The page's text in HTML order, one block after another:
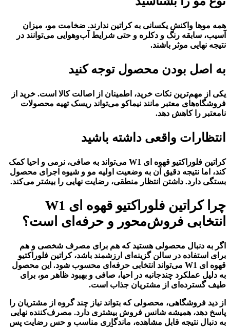
همه موها واکنش یکسانی به کراتین ندارند. ضخامت مو، میزان
آسیب، سابقه رنگ و دکلره و حتی شرایط آب‌وهوایی می‌توانند در
نتیجه نهایی موثر باشند.
به اصل بودن محصول توجه کنید
یکی از مهم‌ترین نکات خرید، اطمینان از اصالت کالا است. خرید از
فروشگاه‌های معتبر مانند نیماکو می‌تواند ریسک تهیه محصولات
نامعتبر را کاهش دهد.
انتظارات واقعی داشته باشید
کراتین فلوراکتیو قهوه ای W1 می‌تواند به صافی، نرمی و احیا کمک
کند، اما نتیجه دقیق آن به وضعیت اولیه مو و شیوه اجرای محصول
بستگی دارد. داشتن انتظار منطقی، رضایت نهایی را بیشتر می‌کند.
چرا کراتین فلوراکتیو قهوه ای W1
انتخابی فروش‌محور و حرفه‌ای است؟
اگر به دنبال محصولی هستید که هم برای مصرف شخصی و هم
برای استفاده در سالن گزینه‌ای ارزشمند باشد، کراتین فلوراکتیو
قهوه ای W1 می‌تواند انتخابی حرفه‌ای محسوب شود. این محصول
به دلیل عملکرد چندجانبه در احیا، صافی و بهبود ظاهر مو، برای
طیف گسترده‌ای از مشتریان جذاب است.
از دید فروشگاهی، محصولی که بتواند نیاز چند گروه از مشتریان را
پاسخ دهد، همیشه شانس فروش بیشتری دارد. مصرف‌کننده نهایی
به دنبال نتیجه قابل مشاهده، ماندگاری مناسب و حس رضایت پس